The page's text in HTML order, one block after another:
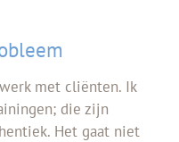
met cliënten. Ik
die zijn
Het gaat niet